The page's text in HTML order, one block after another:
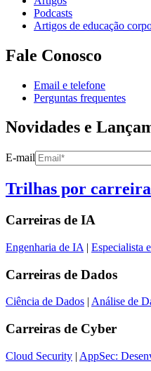
Podcasts
Artigos de educação
Fale Conosco
Email e telefone
Perguntas frequentes
Novidades e
E-mail
Trilhas por carreira
Carreiras de IA
Engenharia de IA | Especialista
Carreiras de Dados
Ciência de Dados | Análise de
Carreiras de Cyber
Cloud Security | AppSec: